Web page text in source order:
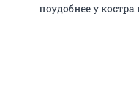
поудобнее у